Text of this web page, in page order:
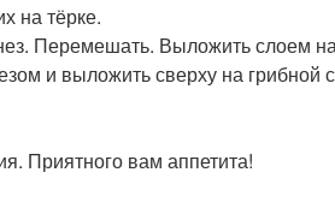
на тёрке.
Перемешать. Выложить слоем
и выложить сверху на грибной
Приятного вам аппетита!